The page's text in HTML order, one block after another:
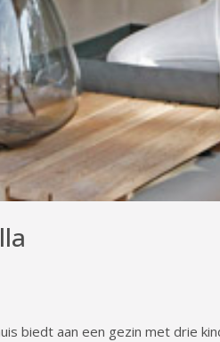
biedt aan een gezin met drie